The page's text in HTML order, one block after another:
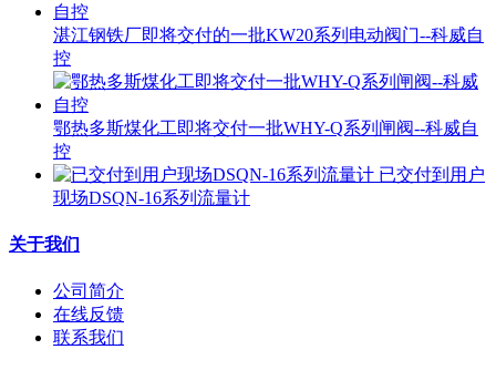
湛江钢铁厂即将交付的一批KW20系列电动阀门--科威自
控
鄂热多斯煤化工即将交付一批WHY-Q系列闸阀--科威自
控
已交付到用户
现场DSQN-16系列流量计
关于我们
公司简介
在线反馈
联系我们